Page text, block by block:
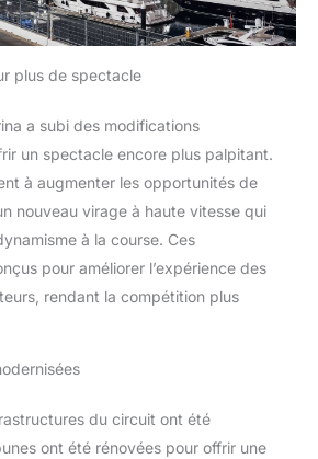
plus de spectacle
a subi des modifications
un spectacle encore plus palpitant.
à augmenter les opportunités de
nouveau virage à haute vitesse qui
à la course. Ces
pour améliorer l’expérience des
rendant la compétition plus
du circuit ont été
ont été rénovées pour offrir une